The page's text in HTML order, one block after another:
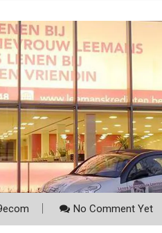
No Comment Yet